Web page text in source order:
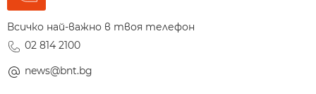
Всичко най-важно в твоя телефон
02 814 2100
news@bnt.bg